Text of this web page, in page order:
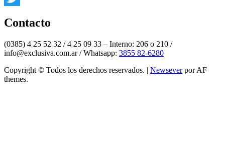
Contacto
(0385) 4 25 52 32 / 4 25 09 33 – Interno: 206 o 210 /
info@exclusiva.com.ar / Whatsapp: 3855 82-6280
Copyright © Todos los derechos reservados. | Newseverpor AF
themes.